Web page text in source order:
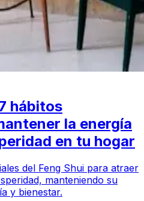
hábitos
la energía
en tu hogar
del Feng Shui para atraer
manteniendo su
y bienestar.